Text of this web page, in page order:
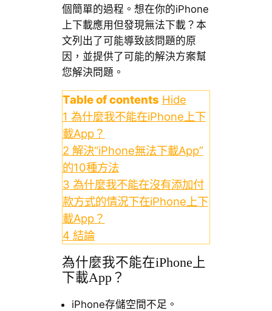
個簡單的過程。想在你的iPhone
上下載應用但發現無法下載？本
文列出了可能導致該問題的原
因，並提供了可能的解決方案幫
您解決問題。
Table of contents Hide
1 為什麼我不能在iPhone上下
載App？
2 解決“iPhone無法下載App”
的10種方法
3 為什麼我不能在沒有添加付
款方式的情況下在iPhone上下
載App？
4 結論
為什麼我不能在iPhone上
下載App？
iPhone存儲空間不足。